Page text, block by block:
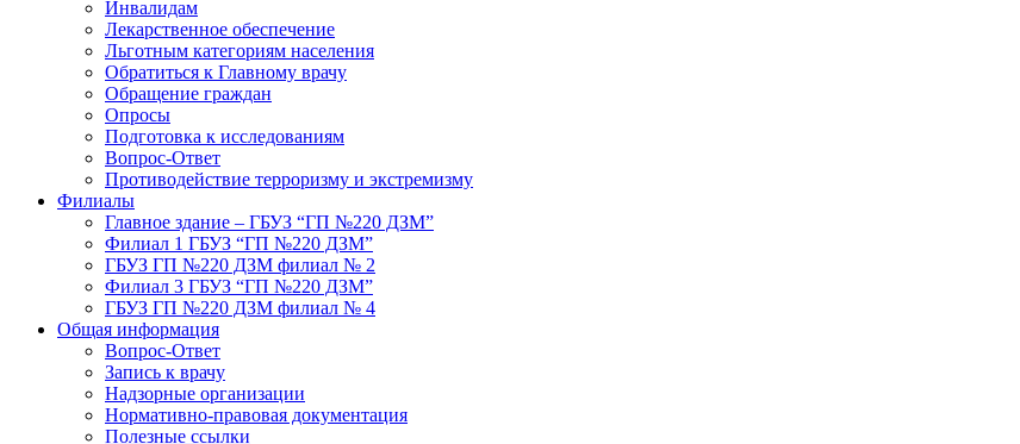
Инвалидам
Лекарственное обеспечение
Льготным категориям населения
Обратиться к Главному врачу
Обращение граждан
Опросы
Подготовка к исследованиям
Вопрос-Ответ
Противодействие терроризму и экстремизму
Филиалы
Главное здание – ГБУЗ “ГП №220 ДЗМ”
Филиал 1 ГБУЗ “ГП №220 ДЗМ”
ГБУЗ ГП №220 ДЗМ филиал № 2
Филиал 3 ГБУЗ “ГП №220 ДЗМ”
ГБУЗ ГП №220 ДЗМ филиал № 4
Общая информация
Вопрос-Ответ
Запись к врачу
Надзорные организации
Нормативно-правовая документация
Полезные ссылки